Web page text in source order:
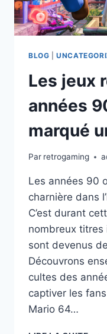
BLOG |
Les jeux
années
marqué
Par retrogaming
Les années 90
charnière dans
C’est durant
nombreux titres
sont devenus
Découvrons
cultes des
captiver les
Mario 64…